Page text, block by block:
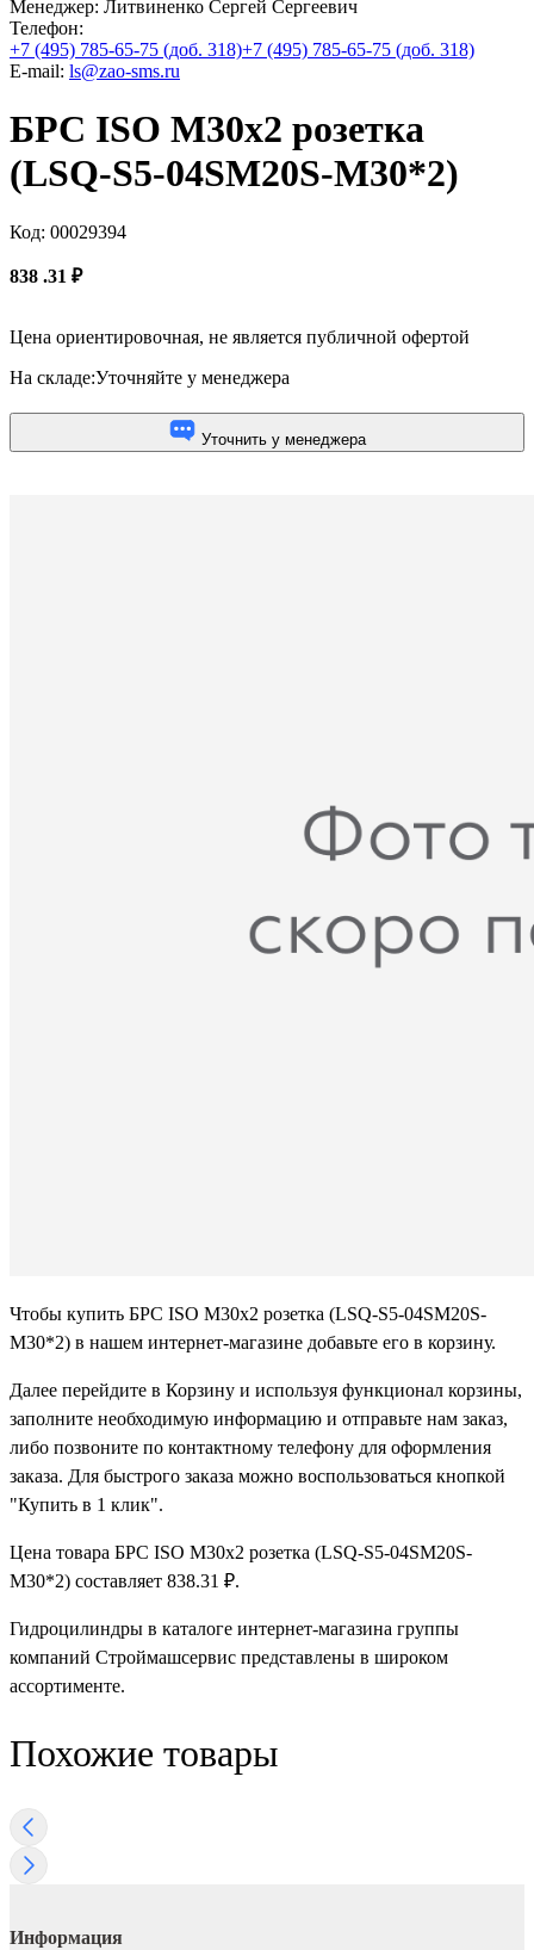
Менеджер: Литвиненко Сергей Сергеевич
Телефон:
+7 (495) 785-65-75 (доб. 318)+7 (495) 785-65-75 (доб. 318)
E-mail: ls@zao-sms.ru
БРС ISO М30х2 розетка
(LSQ-S5-04SM20S-M30*2)
Код: 00029394
838 .31 ₽
Цена ориентировочная, не является публичной офертой
На складе:Уточняйте у менеджера
Уточнить у менеджера
Чтобы купить БРС ISO М30х2 розетка (LSQ-S5-04SM20S-
M30*2) в нашем интернет-магазине добавьте его в корзину.
Далее перейдите в Корзину и используя функционал корзины,
заполните необходимую информацию и отправьте нам заказ,
либо позвоните по контактному телефону для оформления
заказа. Для быстрого заказа можно воспользоваться кнопкой
"Купить в 1 клик".
Цена товара БРС ISO М30х2 розетка (LSQ-S5-04SM20S-
M30*2) составляет 838.31 ₽.
Гидроцилиндры в каталоге интернет-магазина группы
компаний Строймашсервис представлены в широком
ассортименте.
Похожие товары
Информация